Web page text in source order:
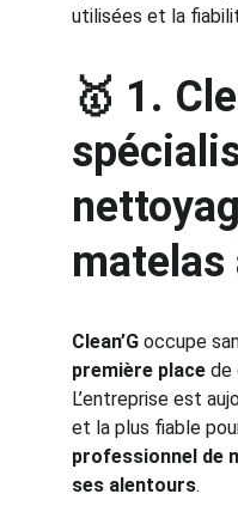
utilisées et la
🥇 1.
matelas
Clean’G occupe
première place de
L’entreprise est
et la plus fiable
professionnel de
ses alentours.